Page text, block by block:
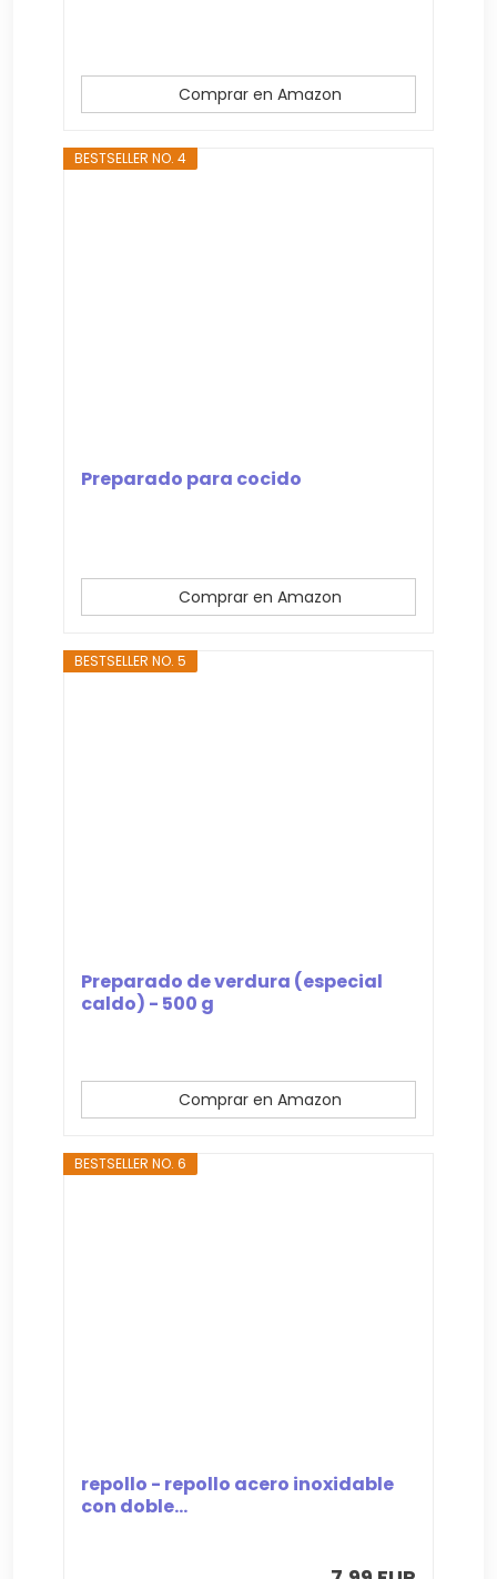
Comprar en Amazon
BESTSELLER NO. 4
Preparado para cocido
Comprar en Amazon
BESTSELLER NO. 5
Preparado de verdura (especial
caldo) - 500 g
Comprar en Amazon
BESTSELLER NO. 6
repollo - repollo acero inoxidable
con doble...